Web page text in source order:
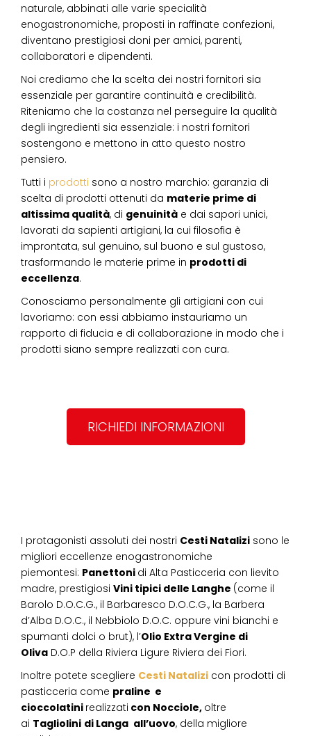
naturale, abbinati alle varie specialità
enogastronomiche, proposti in raffinate confezioni,
diventano prestigiosi doni per amici, parenti,
collaboratori e dipendenti.
Noi crediamo che la scelta dei nostri fornitori sia
essenziale per garantire continuità e credibilità.
Riteniamo che la costanza nel perseguire la qualità
degli ingredienti sia essenziale: i nostri fornitori
sostengono e mettono in atto questo nostro
pensiero.
Tutti i prodotti sono a nostro marchio: garanzia di
scelta di prodotti ottenuti da materie prime di
altissima qualità, di genuinità e dai sapori unici,
lavorati da sapienti artigiani, la cui filosofia è
improntata, sul genuino, sul buono e sul gustoso,
trasformando le materie prime in prodotti di
eccellenza.
Conosciamo personalmente gli artigiani con cui
lavoriamo: con essi abbiamo instauriamo un
rapporto di fiducia e di collaborazione in modo che i
prodotti siano sempre realizzati con cura.
RICHIEDI INFORMAZIONI
I protagonisti assoluti dei nostri Cesti Natalizi sono le
migliori eccellenze enogastronomiche
piemontesi: Panettoni di Alta Pasticceria con lievito
madre, prestigiosi Vini tipici delle Langhe (come il
Barolo D.O.C.G., il Barbaresco D.O.C.G., la Barbera
d’Alba D.O.C., il Nebbiolo D.O.C. oppure vini bianchi e
spumanti dolci o brut), l’Olio Extra Vergine di
Oliva D.O.P della Riviera Ligure Riviera dei Fiori.
Inoltre potete scegliere Cesti Natalizi con prodotti di
pasticceria come praline e
cioccolatini realizzati con Nocciole, oltre
ai Tagliolini di Langa all’uovo, della migliore